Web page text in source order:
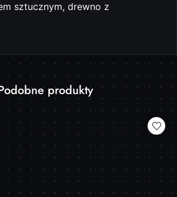
sztucznym, drewno z
statusie:
produkty